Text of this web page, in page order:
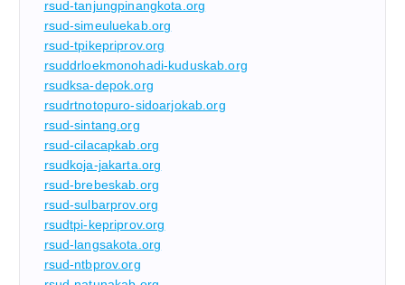
rsud-tanjungpinangkota.org
rsud-simeuluekab.org
rsud-tpikepriprov.org
rsuddrloekmonohadi-kuduskab.org
rsudksa-depok.org
rsudrtnotopuro-sidoarjokab.org
rsud-sintang.org
rsud-cilacapkab.org
rsudkoja-jakarta.org
rsud-brebeskab.org
rsud-sulbarprov.org
rsudtpi-kepriprov.org
rsud-langsakota.org
rsud-ntbprov.org